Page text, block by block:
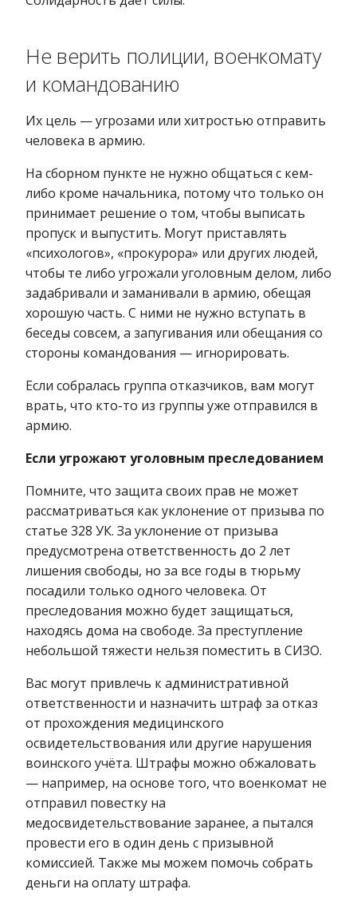
Не верить полиции, военкомату
и командованию
Их цель — угрозами или хитростью отправить
человека в армию.
На сборном пункте не нужно общаться с кем-
либо кроме начальника, потому что только он
принимает решение о том, чтобы выписать
пропуск и выпустить. Могут приставлять
«психологов», «прокурора» или других людей,
чтобы те либо угрожали уголовным делом, либо
задабривали и заманивали в армию, обещая
хорошую часть. С ними не нужно вступать в
беседы совсем, а запугивания или обещания со
стороны командования — игнорировать.
Если собралась группа отказчиков, вам могут
врать, что кто-то из группы уже отправился в
армию.
Если угрожают уголовным преследованием
Помните, что защита своих прав не может
рассматриваться как уклонение от призыва по
статье 328 УК. За уклонение от призыва
предусмотрена ответственность до 2 лет
лишения свободы, но за все годы в тюрьму
посадили только одного человека. От
преследования можно будет защищаться,
находясь дома на свободе. За преступление
небольшой тяжести нельзя поместить в СИЗО.
Вас могут привлечь к административной
ответственности и назначить штраф за отказ
от прохождения медицинского
освидетельствования или другие нарушения
воинского учёта. Штрафы можно обжаловать
— например, на основе того, что военкомат не
отправил повестку на
медосвидетельствование заранее, а пытался
провести его в один день с призывной
комиссией. Также мы можем помочь собрать
деньги на оплату штрафа.